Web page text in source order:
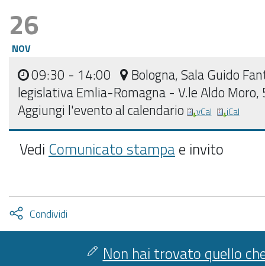
26
NOV
09:30 - 14:00
Bologna, Sala Guido
legislativa Emlia-Romagna - V.le Aldo Moro,
Aggiungi l'evento al calendario
vCal iCal
Vedi Comunicato stampa e invito
Condividi
facebook
twitter
Attiva
condividi
Non hai trovato quello